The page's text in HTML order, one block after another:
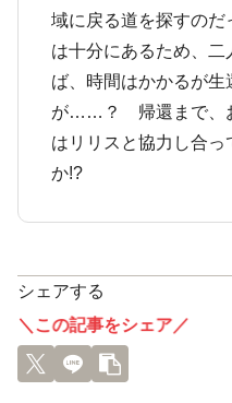
域に戻る道を探すの
は十分にあるため、
ば、時間はかかるが
が……？ 帰還まで、
はリリスと協力し合
か!?
シェアする
＼この記事をシェア／